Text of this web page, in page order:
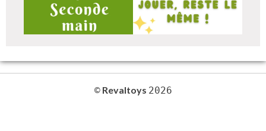
© Revaltoys 2026